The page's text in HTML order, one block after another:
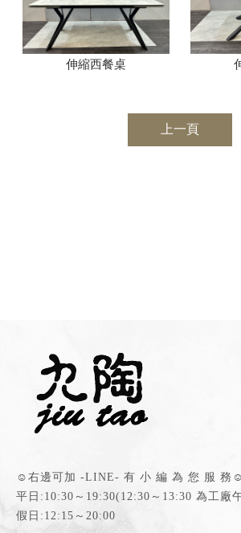
伸縮西餐桌
上一頁
☺右邊可加 -LINE- 有 小 編 為 您 服 務☺
平日:10:30～19:30
假日:12:15～20:00